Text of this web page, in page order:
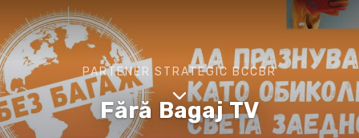
PARTENER STRATEGIC BCCBR
Fără Bagaj TV